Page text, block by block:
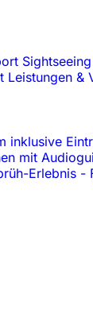
Leistungen &
inklusive
mit
Erlebnis -